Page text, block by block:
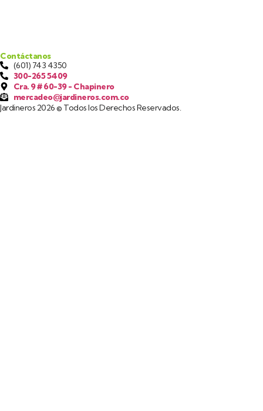
Contáctanos
(601) 743 4350
300-265 5409
Cra. 9 # 60-39 - Chapinero
mercadeo@jardineros.com.co
Jardineros 2026 © Todos los Derechos Reservados.